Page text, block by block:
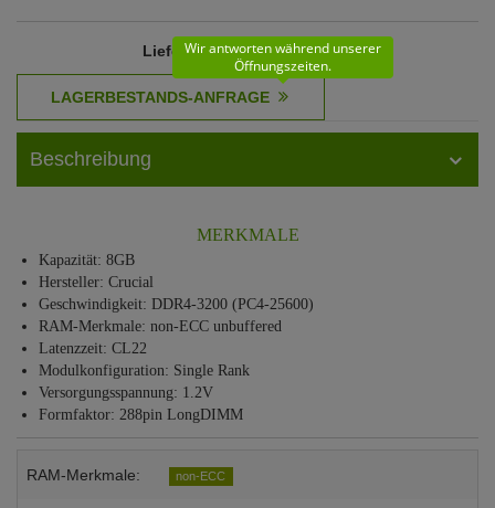
Lieferzeit: 31 - 32 Werktage
Wir antworten während unserer
Öffnungszeiten.
Beschreibung
MERKMALE
Kapazität: 8GB
Hersteller: Crucial
Geschwindigkeit: DDR4-3200 (PC4-25600)
RAM-Merkmale: non-ECC unbuffered
Latenzzeit: CL22
Modulkonfiguration: Single Rank
Versorgungsspannung: 1.2V
Formfaktor: 288pin LongDIMM
RAM-Merkmale: non-ECC